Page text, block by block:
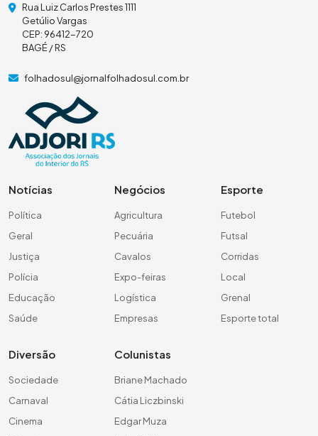
Rua Luiz Carlos Prestes 1111
Getúlio Vargas
CEP: 96412-720
BAGÉ / RS
folhadosul@jornalfolhadosul.com.br
Notícias
Política
Geral
Justiça
Polícia
Educação
Saúde
Negócios
Agricultura
Pecuária
Cavalos
Expo-feiras
Logística
Empresas
Esporte
Futebol
Futsal
Corridas
Local
Grenal
Esporte total
Diversão
Sociedade
Carnaval
Cinema
Colunistas
Briane Machado
Cátia Liczbinski
Edgar Muza